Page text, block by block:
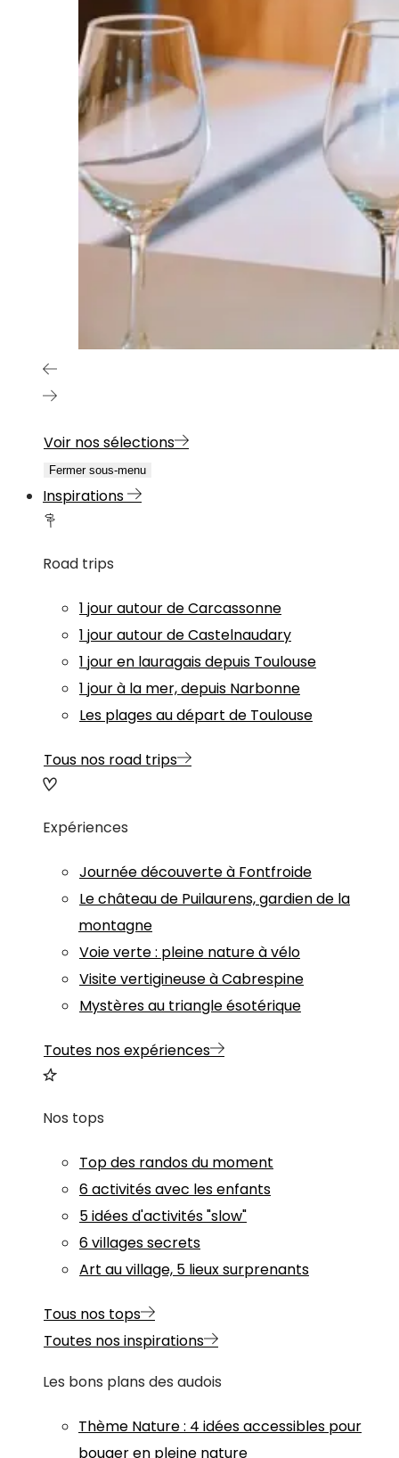
Voir nos sélections
Fermer sous-menu
Inspirations
Road trips
1 jour autour de Carcassonne
1 jour autour de Castelnaudary
1 jour en lauragais depuis Toulouse
1 jour à la mer, depuis Narbonne
Les plages au départ de Toulouse
Tous nos road trips
Expériences
Journée découverte à Fontfroide
Le château de Puilaurens, gardien de la
montagne
Voie verte : pleine nature à vélo
Visite vertigineuse à Cabrespine
Mystères au triangle ésotérique
Toutes nos expériences
Nos tops
Top des randos du moment
6 activités avec les enfants
5 idées d'activités "slow"
6 villages secrets
Art au village, 5 lieux surprenants
Tous nos tops
Toutes nos inspirations
Les bons plans des audois
Thème Nature: 4 idées accessibles pour
bouger en pleine nature